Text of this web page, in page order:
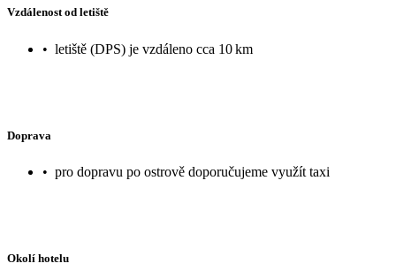
Vzdálenost od letiště
• letiště (DPS) je vzdáleno cca 10 km
Doprava
• pro dopravu po ostrově doporučujeme využít taxi
Okolí hotelu